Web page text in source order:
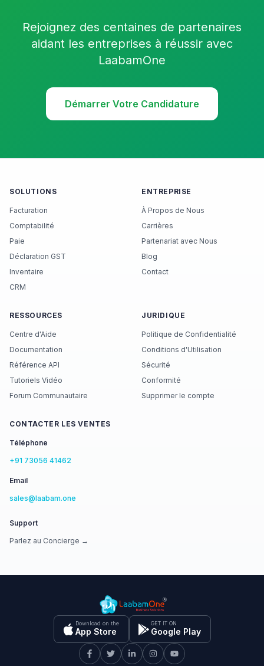
Rejoignez des centaines de partenaires
aidant les entreprises à réussir avec
LaabamOne
Démarrer Votre Candidature
SOLUTIONS
Facturation
Comptabilité
Paie
Déclaration GST
Inventaire
CRM
ENTREPRISE
À Propos de Nous
Carrières
Partenariat avec Nous
Blog
Contact
RESSOURCES
Centre d'Aide
Documentation
Référence API
Tutoriels Vidéo
Forum Communautaire
JURIDIQUE
Politique de Confidentialité
Conditions d'Utilisation
Sécurité
Conformité
Supprimer le compte
CONTACTER LES VENTES
Téléphone
+91 73056 41462
Email
sales@laabam.one
Support
Parlez au Concierge →
Download on the
App Store
GET IT ON
Google Play